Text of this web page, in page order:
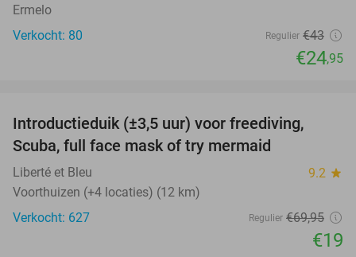
Ermelo
Verkocht: 80
Regulier €43
€24,95
Introductieduik (±3,5 uur) voor freediving,
Scuba, full face mask of try mermaid
Liberté et Bleu 9.2 star
Voorthuizen (+4 locaties) (12 km)
Verkocht: 627
Regulier €69,95
€19